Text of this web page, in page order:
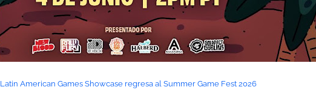
Latin American Games Showcase regresa al Summer Game Fest 2026